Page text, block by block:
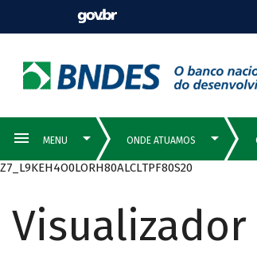
Z7_L9KEH4O0LORH80ALCLTPF80S20